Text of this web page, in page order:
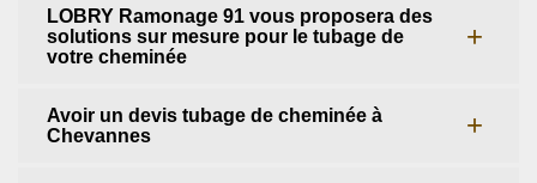
LOBRY Ramonage 91 vous proposera des
solutions sur mesure pour le tubage de
votre cheminée
Avoir un devis tubage de cheminée à
Chevannes